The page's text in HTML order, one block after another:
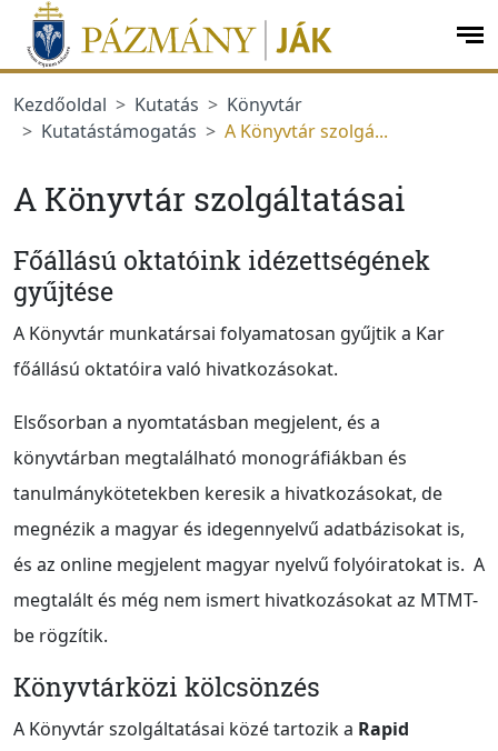
Ugrás a menüre
Ugrás a tartalomra
Kezdőoldal
Kutatás
Könyvtár
Kutatástámogatás
A Könyvtár szolgá...
A Könyvtár szolgáltatásai
Főállású oktatóink idézettségének
gyűjtése
A Könyvtár munkatársai folyamatosan gyűjtik a Kar
főállású oktatóira való hivatkozásokat.
Elsősorban a nyomtatásban megjelent, és a
könyvtárban megtalálható monográfiákban és
tanulmánykötetekben keresik a hivatkozásokat, de
megnézik a magyar és idegennyelvű adatbázisokat is,
és az online megjelent magyar nyelvű folyóiratokat is. A
megtalált és még nem ismert hivatkozásokat az MTMT-
be rögzítik.
Könyvtárközi kölcsönzés
A Könyvtár szolgáltatásai közé tartozik a Rapid